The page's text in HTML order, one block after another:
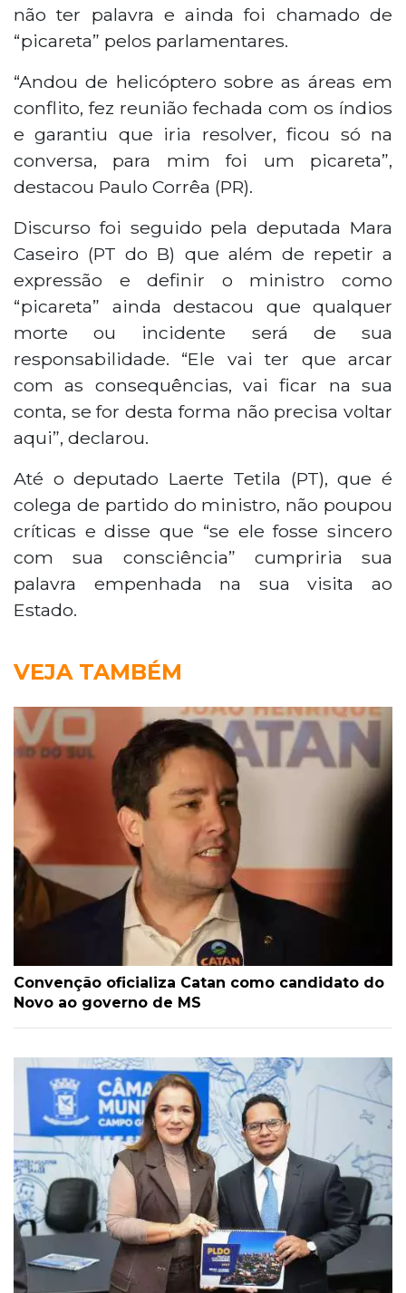
não ter palavra e ainda foi chamado de
“picareta” pelos parlamentares.
“Andou de helicóptero sobre as áreas em
conflito, fez reunião fechada com os índios
e garantiu que iria resolver, ficou só na
conversa, para mim foi um picareta”,
destacou Paulo Corrêa (PR).
Discurso foi seguido pela deputada Mara
Caseiro (PT do B) que além de repetir a
expressão e definir o ministro como
“picareta” ainda destacou que qualquer
morte ou incidente será de sua
responsabilidade. “Ele vai ter que arcar
com as consequências, vai ficar na sua
conta, se for desta forma não precisa voltar
aqui”, declarou.
Até o deputado Laerte Tetila (PT), que é
colega de partido do ministro, não poupou
críticas e disse que “se ele fosse sincero
com sua consciência” cumpriria sua
palavra empenhada na sua visita ao
Estado.
VEJA TAMBÉM
Convenção oficializa Catan como candidato do
Novo ao governo de MS